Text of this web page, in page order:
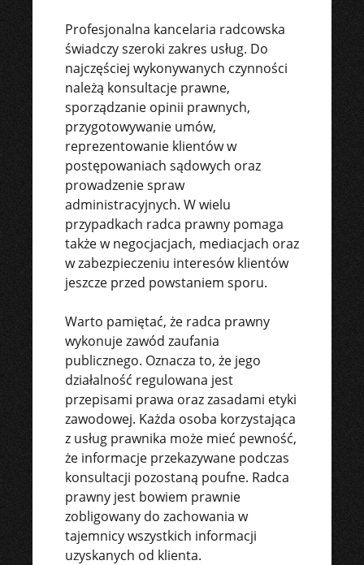
Profesjonalna kancelaria radcowska
świadczy szeroki zakres usług. Do
najczęściej wykonywanych czynności
należą konsultacje prawne,
sporządzanie opinii prawnych,
przygotowywanie umów,
reprezentowanie klientów w
postępowaniach sądowych oraz
prowadzenie spraw
administracyjnych. W wielu
przypadkach radca prawny pomaga
także w negocjacjach, mediacjach oraz
w zabezpieczeniu interesów klientów
jeszcze przed powstaniem sporu.
Warto pamiętać, że radca prawny
wykonuje zawód zaufania
publicznego. Oznacza to, że jego
działalność regulowana jest
przepisami prawa oraz zasadami etyki
zawodowej. Każda osoba korzystająca
z usług prawnika może mieć pewność,
że informacje przekazywane podczas
konsultacji pozostaną poufne. Radca
prawny jest bowiem prawnie
zobligowany do zachowania w
tajemnicy wszystkich informacji
uzyskanych od klienta.